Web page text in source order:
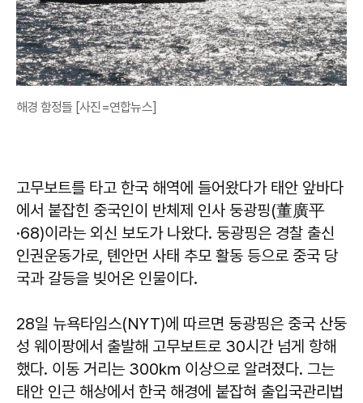
해경 함정들 [사진=연합뉴스]
고무보트를 타고 한국 해역에 들어왔다가 태안 앞바다
에서 붙잡힌 중국인이 반체제 인사 둥광핑(董廣平
·68)이라는 외신 보도가 나왔다. 둥광핑은 경찰 출신
인권운동가로, 톈안먼 사태 추모 활동 등으로 중국 당
국과 갈등을 빚어온 인물이다.
28일 뉴욕타임스(NYT)에 따르면 둥광핑은 중국 산둥
성 웨이팡에서 출발해 고무보트로 30시간 넘게 항해
했다. 이동 거리는 300㎞ 이상으로 알려졌다. 그는
태안 인근 해상에서 한국 해경에 붙잡혀 출입국관리법